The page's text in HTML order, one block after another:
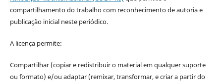
compartilhamento do trabalho com reconhecimento de autoria e
publicação inicial neste periódico.
A licença permite:
Compartilhar (copiar e redistribuir o material em qualquer suporte
ou formato) e/ou adaptar (remixar, transformar, e criar a partir do